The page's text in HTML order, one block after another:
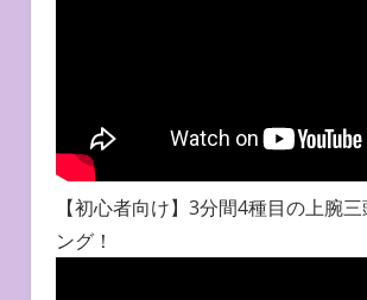
【初心者向け】3分間4種目の上腕
ング！